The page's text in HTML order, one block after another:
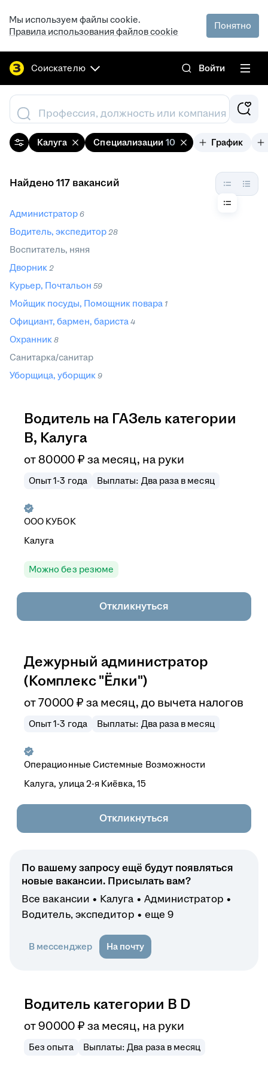
Мы используем файлы cookie.
Правила использования файлов cookie
Понятно
Соискателю Войти
Профессия, должность или компания
Калуга Специализации 10 График
Найдено 117 вакансий
Администратор 6
Водитель, экспедитор 28
Воспитатель, няня
Дворник 2
Курьер, Почтальон 59
Мойщик посуды, Помощник повара 1
Официант, бармен, бариста 4
Охранник 8
Санитарка/санитар
Уборщица, уборщик 9
Водитель на ГАЗель категории
В, Калуга
от80 000 ₽ за месяц, на руки
Опыт 1-3 года Выплаты: Два раза в месяц
ООО КУБОК
Калуга
Можно без резюме
Откликнуться
Дежурный администратор
(Комплекс "Ёлки")
от70 000 ₽ за месяц,до вычета налогов
Опыт 1-3 года Выплаты: Два раза в месяц
Операционные Системные Возможности
Калуга, улица 2-я Киёвка, 15
Откликнуться
По вашему запросу ещё будут появляться
новые вакансии. Присылать вам?
Все вакансии
Калуга
Администратор
Водитель, экспедитор
еще 9
В мессенджер На почту
Водитель категории B D
от90 000 ₽ за месяц, на руки
Без опыта Выплаты: Два раза в месяц